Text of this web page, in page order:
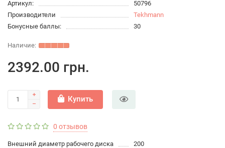
Артикул:
50796
Производители
Tekhmann
Бонусные баллы:
30
2392.00 грн.
Купить
0 отзывов
Внешний диаметр рабочего диска
200